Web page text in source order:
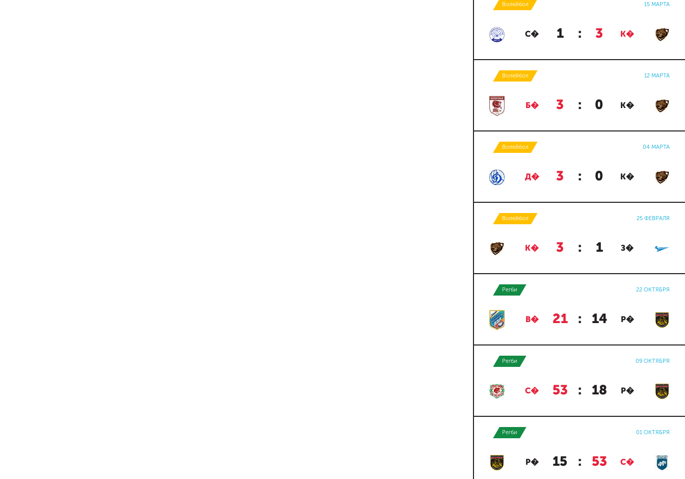
Волейбол 15 МАРТА
С� 1 : 3 К�
Волейбол 12 МАРТА
Б� 3 : 0 К�
Волейбол 04 МАРТА
Д� 3 : 0 К�
Волейбол 25 ФЕВРАЛЯ
К� 3 : 1 З�
Регби 22 ОКТЯБРЯ
В� 21 : 14 Р�
Регби 09 ОКТЯБРЯ
С� 53 : 18 Р�
Регби 01 ОКТЯБРЯ
Р� 15 : 53 С�